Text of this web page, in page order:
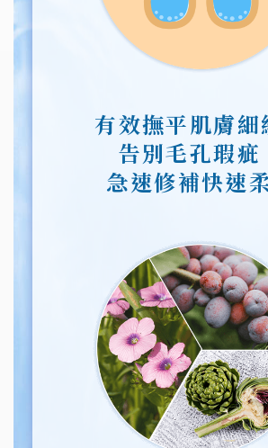
有效撫平肌膚細
告別毛孔瑕疵
急速修補快速